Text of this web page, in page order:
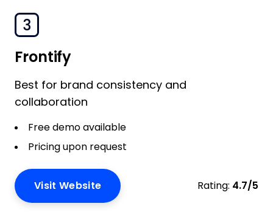
3
Frontify
Best for brand consistency and
collaboration
Free demo available
Pricing upon request
Visit Website Rating: 4.7/5